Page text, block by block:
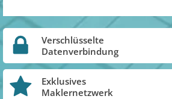
Verschlüsselte
Datenverbindung
Exklusives
Maklernetzwerk